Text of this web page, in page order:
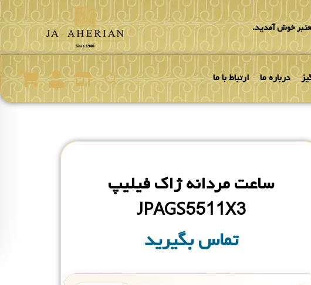
خوش آمدید.
درباره ما ارتباط با ما
ساعت مردانه ژاک فیلیپ
JPAGS5511X3
تماس بگیرید